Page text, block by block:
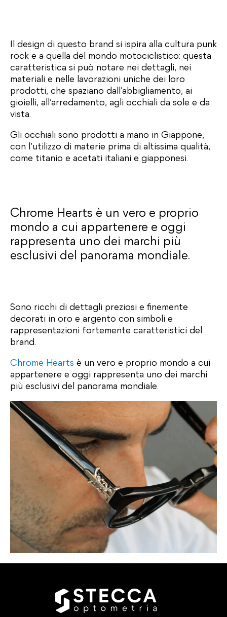
Il design di questo brand si ispira alla cultura punk
rock e a quella del mondo motociclistico: questa
caratteristica si può notare nei dettagli, nei
materiali e nelle lavorazioni uniche dei loro
prodotti, che spaziano dall’abbigliamento, ai
gioielli, all’arredamento, agli occhiali da sole e da
vista.
Gli occhiali sono prodotti a mano in Giappone,
con l’utilizzo di materie prima di altissima qualità,
come titanio e acetati italiani e giapponesi.
Chrome Hearts è un vero e proprio
mondo a cui appartenere e oggi
rappresenta uno dei marchi più
esclusivi del panorama mondiale.
Sono ricchi di dettagli preziosi e finemente
decorati in oro e argento con simboli e
rappresentazioni fortemente caratteristici del
brand.
Chrome Hearts è un vero e proprio mondo a cui
appartenere e oggi rappresenta uno dei marchi
più esclusivi del panorama mondiale.